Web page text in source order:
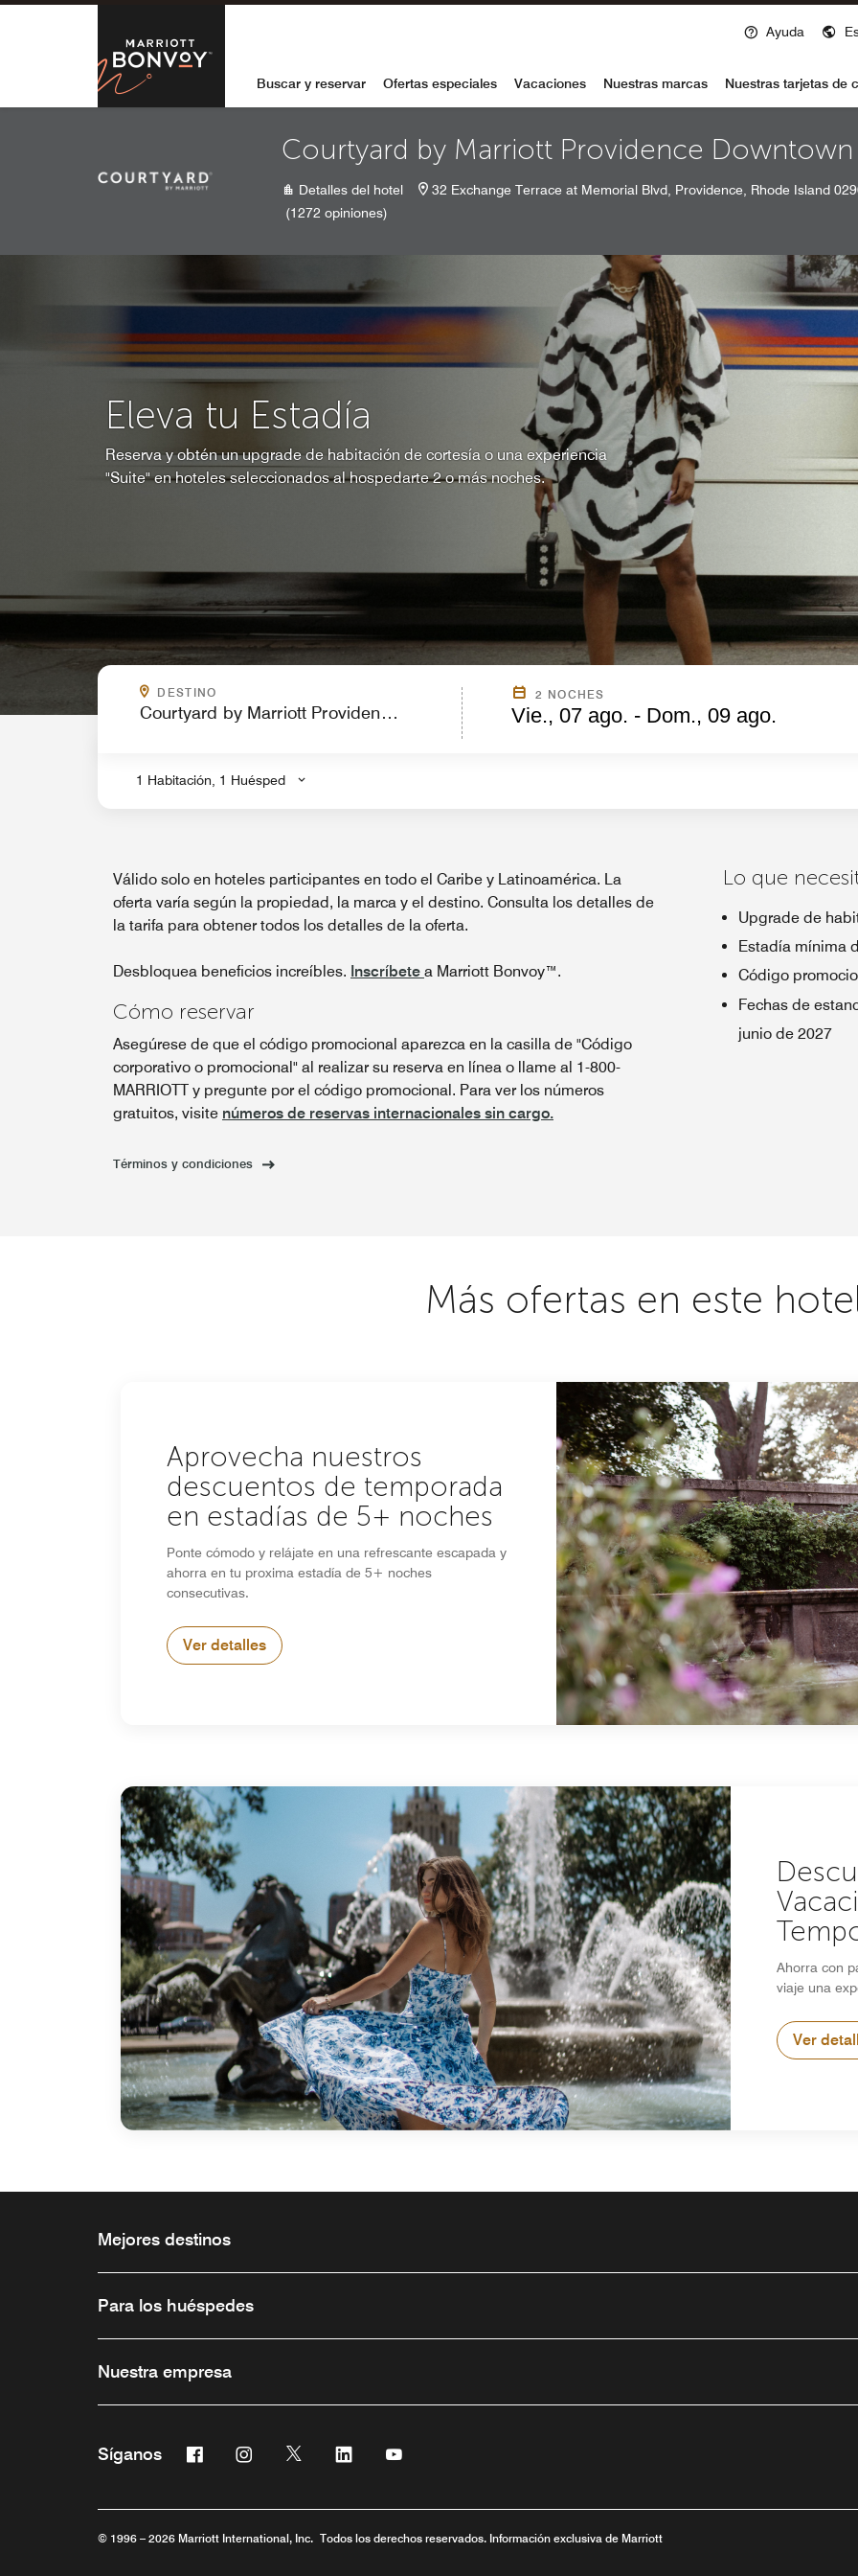
Skip to Content
Marriott Bonvoy
Ayuda
Buscar y reservar Ofertas especiales Vacaciones Nuestras marcas Nuestras tarjetas de
Courtyard by Marriott Providence Downtown
Detalles del hotel
32 Exchange Terrace at Memorial Blvd, Providence, Rhode Island
(1272 opiniones)
Eleva tu Estadía
Reserva y obtén un upgrade de habitación de cortesía o una experiencia
"Suite" en hoteles seleccionados al hospedarte 2 o más noches.
DESTINO
.
2 NOCHES
Vie., 07 ago. - Dom., 09 ago.
1 Habitación, 1 Huésped
Válido solo en hoteles participantes en todo el Caribe y Latinoamérica. La
oferta varía según la propiedad, la marca y el destino. Consulta los detalles de
la tarifa para obtener todos los detalles de la oferta.
Desbloquea beneficios increíbles. Inscríbete a Marriott Bonvoy™.
Cómo reservar
Asegúrese de que el código promocional aparezca en la casilla de "Código
corporativo o promocional" al realizar su reserva en línea o llame al 1-800-
MARRIOTT y pregunte por el código promocional. Para ver los números
gratuitos, visite números de reservas internacionales sin cargo.
Términos y condiciones
Lo que
Upgrade de
Estadía mínima
Código
Fechas de
junio de 2027
Más ofertas en este
Aprovecha nuestros
descuentos de temporada
en estadías de 5+ noches
Ponte cómodo y relájate en una refrescante escapada y
ahorra en tu proxima estadía de 5+ noches
consecutivas.
Ver detalles
Ahorra con
viaje una
Ver
Mejores destinos
Para los huéspedes
Nuestra empresa
Síganos Facebook
Abre una ventana nueva
Instagram
Abre una ventana nueva
Twitter
Abre una ventana nueva
Linkedin
Abre una ventana nueva
Abre una ventana nueva
© 1996 – 2026 Marriott International, Inc. Todos los derechos reservados. Información exclusiva de Marriott